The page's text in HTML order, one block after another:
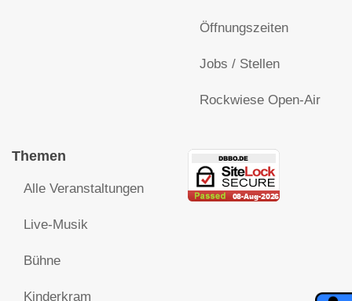
Öffnungszeiten
Jobs / Stellen
Rockwiese Open-Air
Themen
Alle Veranstaltungen
Live-Musik
Bühne
Kinderkram